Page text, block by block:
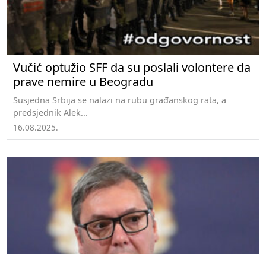
Vučić optužio SFF da su poslali volontere da
prave nemire u Beogradu
Susjedna Srbija se nalazi na rubu građanskog rata, a
predsjednik Alek...
16.08.2025.